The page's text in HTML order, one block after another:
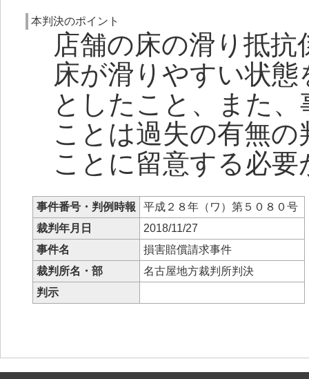
本判決のポイント
店舗の床の滑り抵
床が滑りやすい状
としたこと、また
ことは過失の有無
ことに留意する必要
事件番号・判例時報
平成２８年（ワ）第５０８０号
裁判年月日
2018/11/27
事件名
損害賠償請求事件
裁判所名・部
名古屋地方裁判所判決
判示